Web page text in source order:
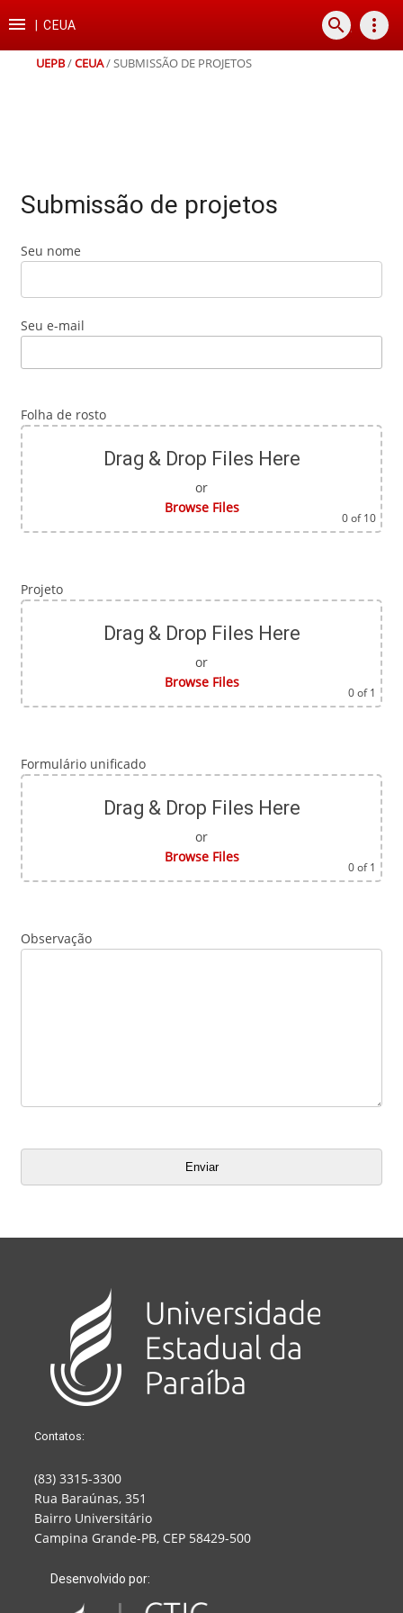
para
conteúdo
para
para
para
rodapé
 |CEUA search more_vert
UEPB/CEUA/SUBMISSÃO DE PROJETOS
Submissão de projetos
Seu nome
Seu e-mail
Folha de rosto
Drag & Drop Files Here
or
Browse Files
0of 10
Projeto
Drag & Drop Files Here
or
Browse Files
0of 1
Formulário unificado
Drag & Drop Files Here
or
Browse Files
0of 1
Observação
Contatos:
(83) 3315-3300
Rua Baraúnas, 351
Bairro Universitário
Campina Grande-PB, CEP 58429-500
Desenvolvido por: